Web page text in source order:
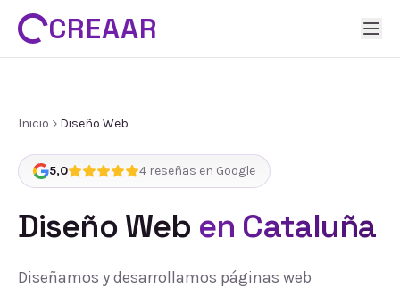
CREAAR
Inicio Diseño Web
5,0 4 reseñas en Google
Diseño Web en Cataluña
Diseñamos y desarrollamos páginas web